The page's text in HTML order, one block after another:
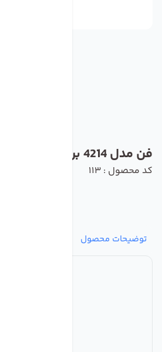
فن مدل 4214 برند ebmpapst
کد محصول : 113
توضیحات محصول